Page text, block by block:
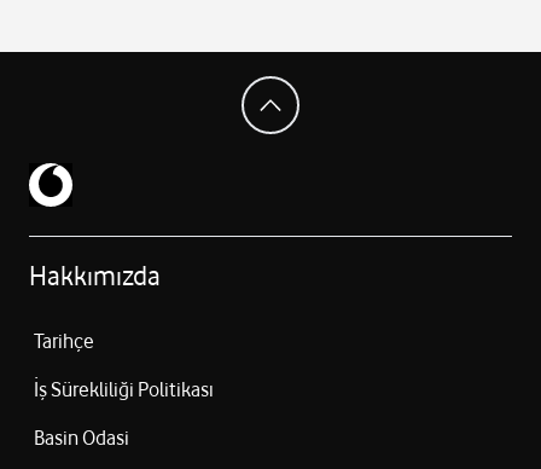
Hakkımızda
Tarihçe
İş Sürekliliği Politikası
Basin Odasi